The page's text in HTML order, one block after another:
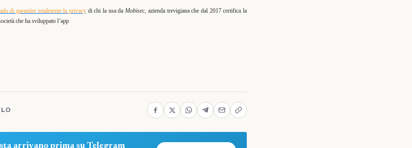
di garantire totalmente la privacy di chi la usa da Mobisec, azienda trevigiana che dal 2017 certifica la
che ha sviluppato l’app
arrivano prima su Telegram